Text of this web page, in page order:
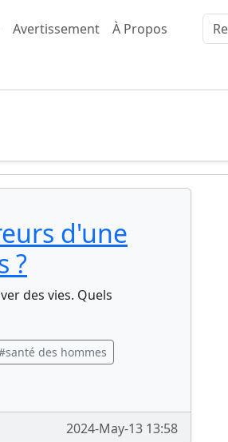
Avertissement À Propos
d'une
?
des vies. Quels
des hommes
2024-May-13 13:58